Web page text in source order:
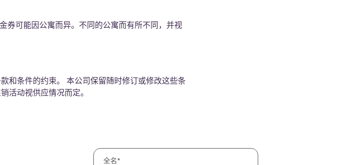
券可能因公寓而异。不同的公寓而有所不同，并视
和条件的约束。 本公司保留随时修订或修改这些条
活动视供应情况而定。
全名